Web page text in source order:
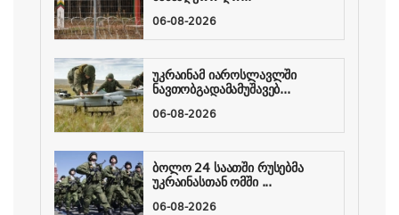
06-08-2026
უკრაინამ იაროსლავლში
ნავთობგადამამუშავებ...
06-08-2026
ბოლო 24 საათში რუსებმა
უკრაინასთან ომში ...
06-08-2026